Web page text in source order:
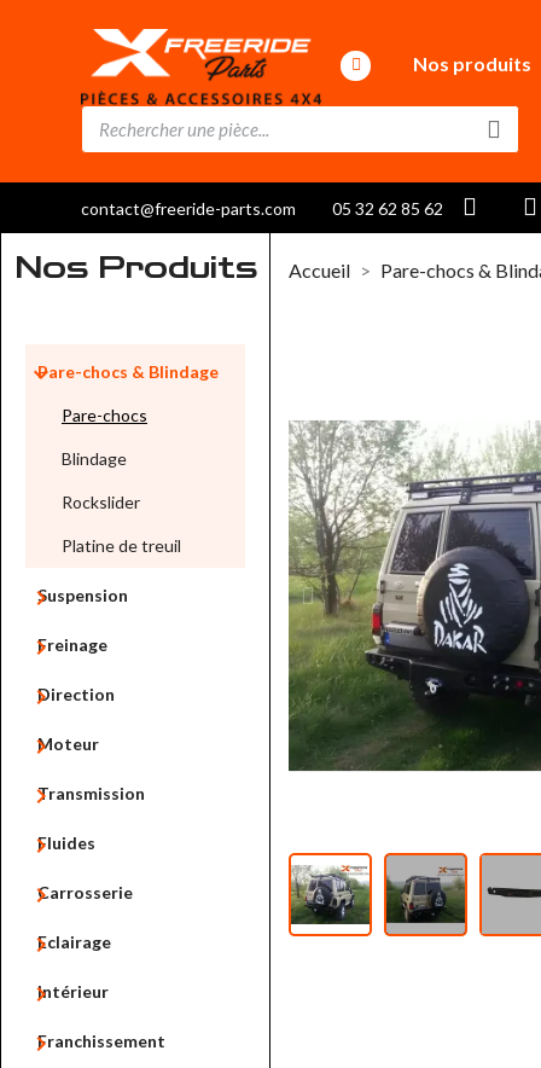
Nos produits
contact@freeride-parts.com 05 32 62 85 62
Accueil Pare-chocs &
Nos Produits
Pare-chocs & Blindage

Pare-chocs
Blindage
Rockslider
Platine de treuil
Suspension

Freinage

Direction

Moteur

Transmission

Fluides

Carrosserie

Eclairage

Intérieur

Franchissement
